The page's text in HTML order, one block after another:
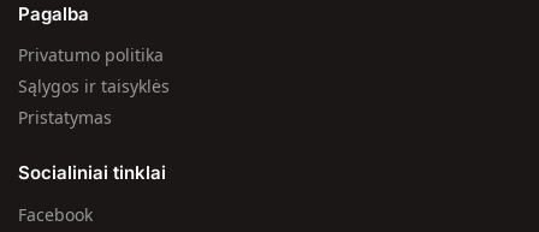
Pagalba
Privatumo politika
Sąlygos ir taisyklės
Pristatymas
Socialiniai tinklai
Facebook